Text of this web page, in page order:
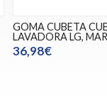
GOMA CUBETA
LAVADORA LG,
36,98€